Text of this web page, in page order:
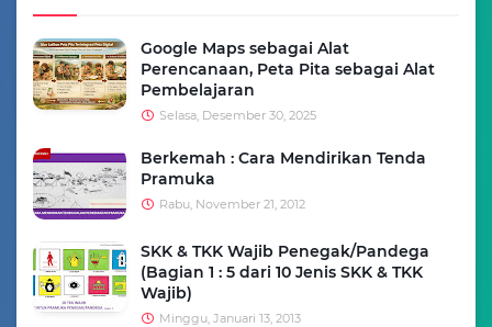
Google Maps sebagai Alat
Perencanaan, Peta Pita sebagai Alat
Pembelajaran
Selasa, Desember 30, 2025
Berkemah : Cara Mendirikan Tenda
Pramuka
Rabu, November 21, 2012
SKK & TKK Wajib Penegak/Pandega
(Bagian 1 : 5 dari 10 Jenis SKK & TKK
Wajib)
Minggu, Januari 13, 2013